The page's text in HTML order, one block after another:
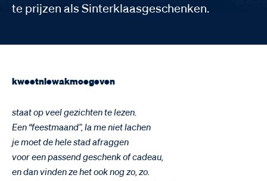
te prijzen als Sinterklaasgeschenken.
kweetniewakmoegeven
staat op veel gezichten te lezen.
Een “feestmaand”, la me niet lachen
je moet de hele stad afraggen
voor een passend geschenk of cadeau,
en dan vinden ze het ook nog zo, zo.